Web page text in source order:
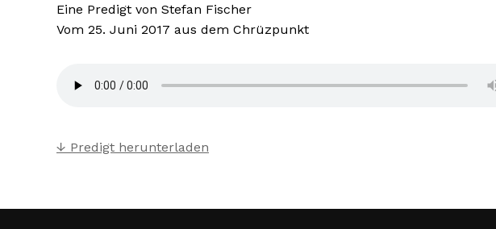
Eine Predigt von Stefan Fischer
Vom 25. Juni 2017 aus dem Chrüzpunkt
↓ Predigt herunterladen